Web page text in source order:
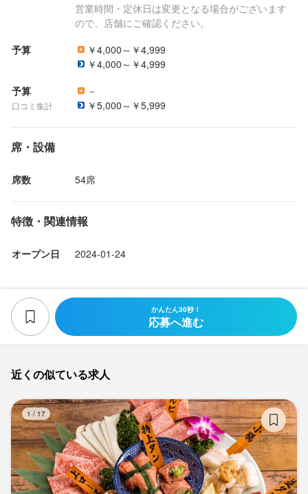
営業時間・定休日は変更となる場合がございます
ので、店舗にご確認ください。
予算
￥4,000～￥4,999
￥4,000～￥4,999
予算
口コミ集計
－
￥5,000～￥5,999
席・設備
席数 54席
特徴・関連情報
オープン日 2024-01-24
かんたん30秒！
応募へ進む
近くの似ている求人
1 / 17